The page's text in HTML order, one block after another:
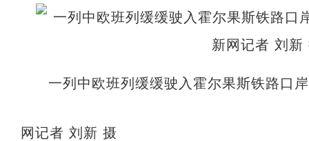
一列中欧班列缓缓驶入霍尔果斯铁路口
网记者 刘新 摄